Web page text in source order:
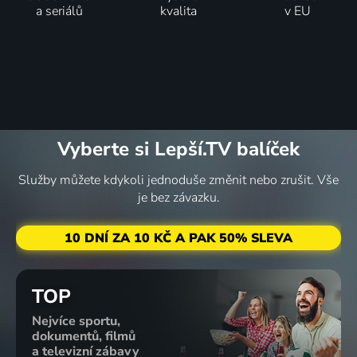
a seriálů
kvalita
v EU
Vyberte si Lepší.TV balíček
Služby můžete kdykoli jednoduše změnit nebo zrušit. Vše
je bez závazku.
10 DNÍ ZA 10 KČ A PAK 50% SLEVA
TOP
Nejvíce sportu,
dokumentů, filmů
a televizní zábavy